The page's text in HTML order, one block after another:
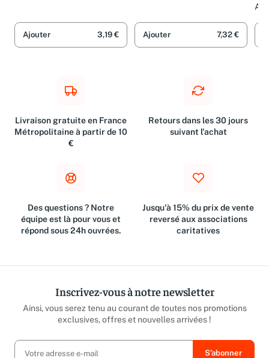
Ajouter 3,19 € Ajouter 7,32 €
Livraison gratuite en France
Métropolitaine à partir de 10
€
Retours dans les 30 jours
suivant l'achat
Des questions ? Notre
équipe est là pour vous et
répond sous 24h ouvrées.
Jusqu'à 15% du prix de vente
reversé aux associations
caritatives
Inscrivez-vous à notre newsletter
Ainsi, vous serez tenu au courant de toutes nos promotions
exclusives, offres et nouvelles arrivées !